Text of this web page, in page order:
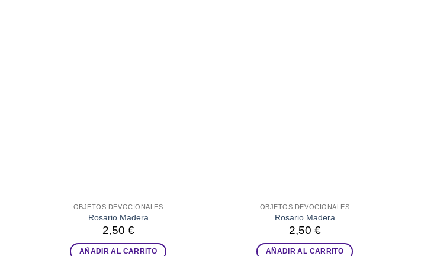
OBJETOS DEVOCIONALES
Rosario Madera
2,50 €
AÑADIR AL CARRITO
OBJETOS DEVOCIONALES
Rosario Madera
2,50 €
AÑADIR AL CARRITO